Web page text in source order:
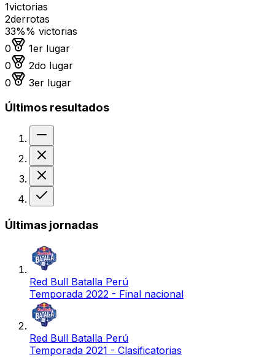
1victorias
2derrotas
33%% victorias
0
Medalla de oro
1er lugar
0
Medalla de plata
2do lugar
0
Medalla de bronce
3er lugar
Últimos resultados
Últimas jornadas
Red Bull Batalla Perú
Temporada 2022 - Final nacional
Red Bull Batalla Perú
Temporada 2021 - Clasificatorias